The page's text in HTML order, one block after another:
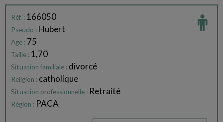
Réf. : 166050
Pseudo : Hubert
Age : 75
Taille : 1,70
Situation familiale : divorcé
Religion : catholique
Situation professionnelle : Retraité
Région : PACA